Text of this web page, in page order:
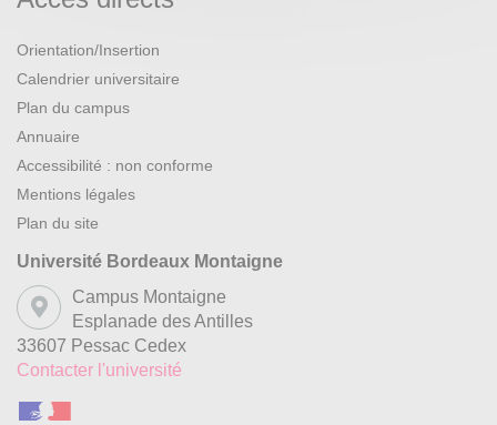
Orientation/Insertion
Calendrier universitaire
Plan du campus
Annuaire
Accessibilité : non conforme
Mentions légales
Plan du site
Université Bordeaux Montaigne
Campus Montaigne
Esplanade des Antilles
33607 Pessac Cedex
Contacter l'université